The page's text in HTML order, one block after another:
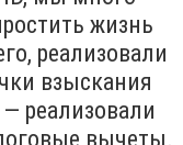
жизнь
реализовали
взыскания
реализовали
вычеты.